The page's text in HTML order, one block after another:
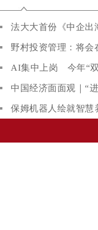
法大大首份《中企出
野村投资管理：将会
AI集中上岗 今年“
中国经济面面观｜“
保姆机器人绘就智慧